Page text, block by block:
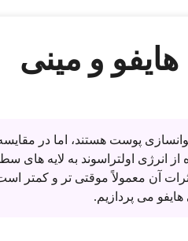
و مینی
پوست هستند، اما در مقایسه
از انرژی اولتراسوند به لایه های
آن معمولاً موقتی تر و کمتر
می پردازیم.